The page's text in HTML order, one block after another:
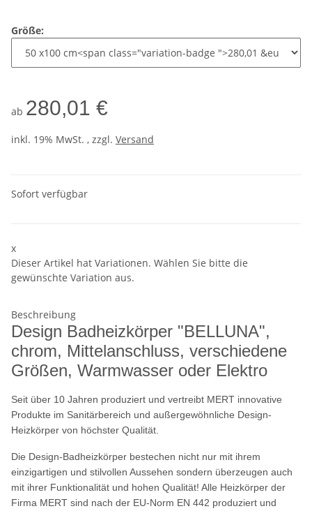
Größe:
ab 280,01 €
inkl. 19% MwSt. , zzgl. Versand
Sofort verfügbar
x
Dieser Artikel hat Variationen. Wählen Sie bitte die
gewünschte Variation aus.
Beschreibung
Design Badheizkörper "BELLUNA",
chrom, Mittelanschluss, verschiedene
Größen, Warmwasser oder Elektro
Seit über 10 Jahren produziert und vertreibt MERT innovative
Produkte im Sanitärbereich und außergewöhnliche Design-
Heizkörper von höchster Qualität.
Die Design-Badheizkörper bestechen nicht nur mit ihrem
einzigartigen und stilvollen Aussehen sondern überzeugen auch
mit ihrer Funktionalität und hohen Qualität! Alle Heizkörper der
Firma MERT sind nach der EU-Norm EN 442 produziert und